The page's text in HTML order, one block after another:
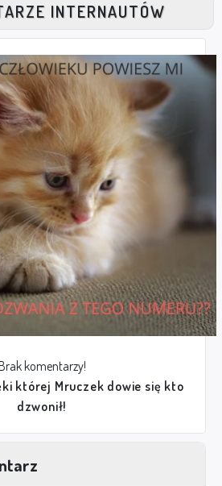
INTERNAUTÓW
komentarzy!
której Mruczek dowie się kto
dzwonił!